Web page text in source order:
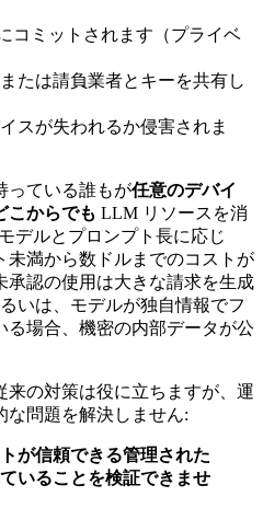
コミットされます（プライベ
たは請負業者とキーを共有し
スが失われるか侵害されま
っている誰もが任意のデバイ
こからでも LLM リソースを消
デルとプロンプト長に応じ
未満から数ドルまでのコストが
承認の使用は大きな請求を生成
いは、モデルが独自情報でフ
る場合、機密の内部データが公
来の対策は役に立ちますが、運
な問題を解決しません:
が信頼できる管理された
いることを検証できませ